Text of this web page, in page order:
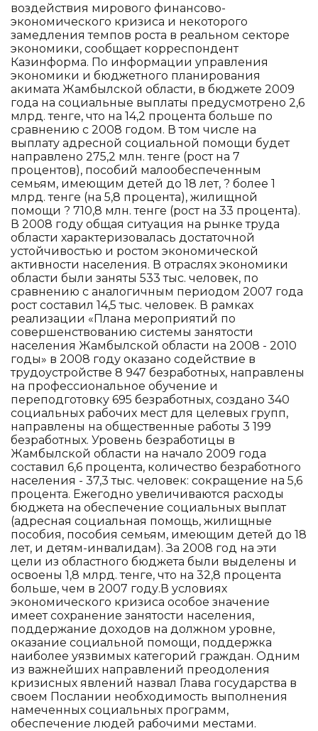
воздействия мирового финансово-
экономического кризиса и некоторого
замедления темпов роста в реальном секторе
экономики, сообщает корреспондент
Казинформа. По информации управления
экономики и бюджетного планирования
акимата Жамбылской области, в бюджете 2009
года на социальные выплаты предусмотрено 2,6
млрд. тенге, что на 14,2 процента больше по
сравнению с 2008 годом. В том числе на
выплату адресной социальной помощи будет
направлено 275,2 млн. тенге (рост на 7
процентов), пособий малообеспеченным
семьям, имеющим детей до 18 лет, ? более 1
млрд. тенге (на 5,8 процента), жилищной
помощи ? 710,8 млн. тенге (рост на 33 процента).
В 2008 году общая ситуация на рынке труда
области характеризовалась достаточной
устойчивостью и ростом экономической
активности населения. В отраслях экономики
области были заняты 533 тыс. человек, по
сравнению с аналогичным периодом 2007 года
рост составил 14,5 тыс. человек. В рамках
реализации «Плана мероприятий по
совершенствованию системы занятости
населения Жамбылской области на 2008 - 2010
годы» в 2008 году оказано содействие в
трудоустройстве 8 947 безработных, направлены
на профессиональное обучение и
переподготовку 695 безработных, создано 340
социальных рабочих мест для целевых групп,
направлены на общественные работы 3 199
безработных. Уровень безработицы в
Жамбылской области на начало 2009 года
составил 6,6 процента, количество безработного
населения - 37,3 тыс. человек: сокращение на 5,6
процента. Ежегодно увеличиваются расходы
бюджета на обеспечение социальных выплат
(адресная социальная помощь, жилищные
пособия, пособия семьям, имеющим детей до 18
лет, и детям-инвалидам). За 2008 год на эти
цели из областного бюджета были выделены и
освоены 1,8 млрд. тенге, что на 32,8 процента
больше, чем в 2007 году.В условиях
экономического кризиса особое значение
имеет сохранение занятости населения,
поддержание доходов на должном уровне,
оказание социальной помощи, поддержка
наиболее уязвимых категорий граждан. Одним
из важнейших направлений преодоления
кризисных явлений назвал Глава государства в
своем Послании необходимость выполнения
намеченных социальных программ,
обеспечение людей рабочими местами.